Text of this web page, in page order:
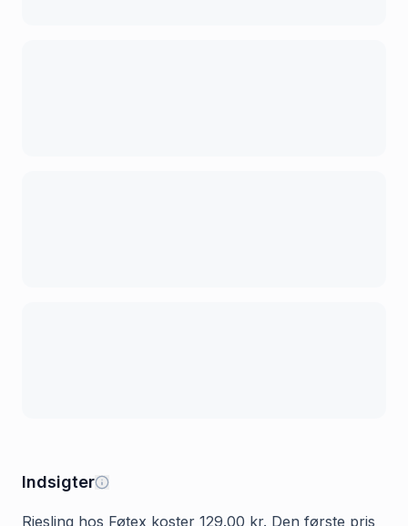
Indsigter
Riesling hos Føtex koster 129.00 kr. Den første pris